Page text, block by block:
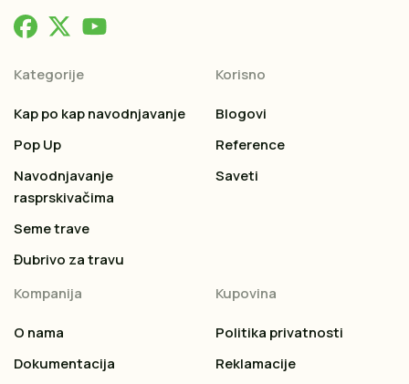
Kategorije
Kap po kap navodnjavanje
Pop Up
Navodnjavanje
rasprskivačima
Seme trave
Đubrivo za travu
Korisno
Blogovi
Reference
Saveti
Kompanija
O nama
Dokumentacija
Kupovina
Politika privatnosti
Reklamacije